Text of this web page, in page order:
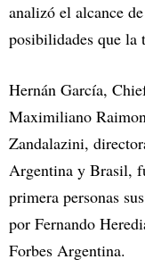
analizó el alcance
posibilidades que la
Hernán García,
Maximiliano
Zandalazini,
Argentina y Brasil,
primera personas
por Fernando
Forbes Argentina.